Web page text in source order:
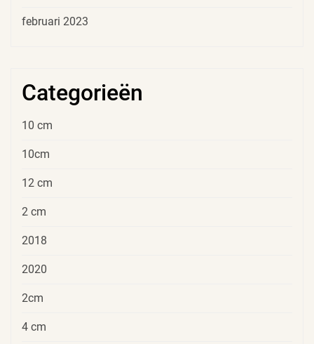
februari 2023
Categorieën
10 cm
10cm
12 cm
2 cm
2018
2020
2cm
4 cm